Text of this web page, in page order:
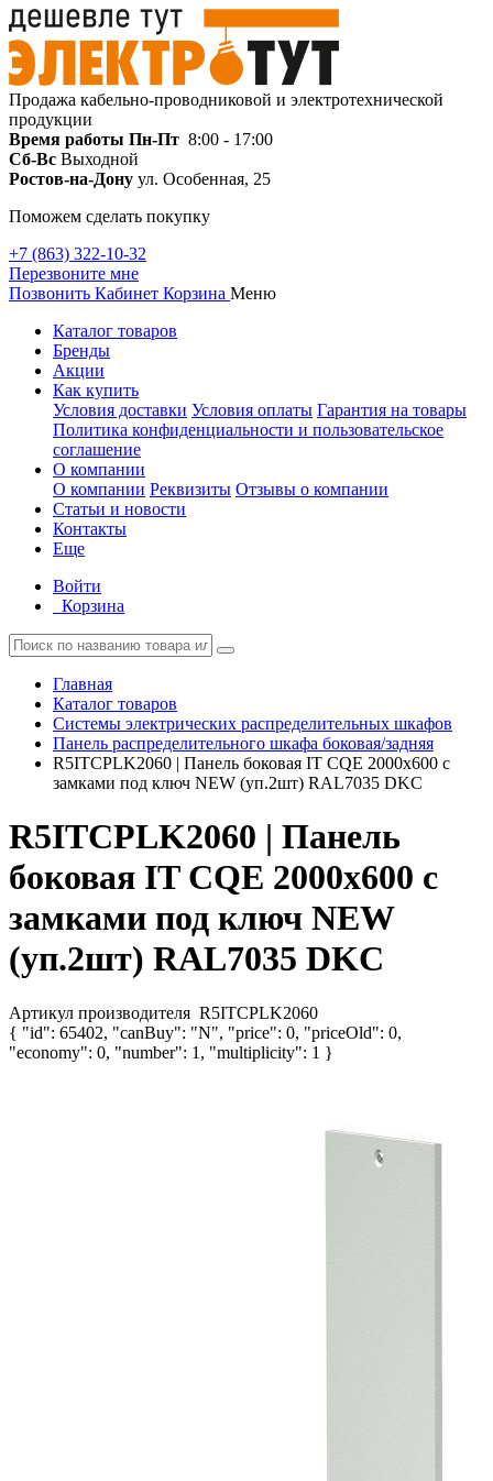
Продажа кабельно-проводниковой и электротехнической
продукции
Время работы Пн-Пт 8:00 - 17:00
Сб-Вс Выходной
Ростов-на-Дону ул. Особенная, 25
Поможем сделать покупку
+7 (863) 322-10-32
Перезвоните мне
Позвонить Кабинет Корзина Меню
Каталог товаров
Бренды
Акции
Как купить
Условия доставки Условия оплаты Гарантия на товары
Политика конфиденциальности и пользовательское
соглашение
О компании
О компании Реквизиты Отзывы о компании
Статьи и новости
Контакты
Еще
Войти
Корзина
Главная
Каталог товаров
Системы электрических распределительных шкафов
Панель распределительного шкафа боковая/задняя
R5ITCPLK2060 | Панель боковая IT CQE 2000х600 с
замками под ключ NEW (уп.2шт) RAL7035 DKC
R5ITCPLK2060 | Панель
боковая IT CQE 2000х600 с
замками под ключ NEW
(уп.2шт) RAL7035 DKC
Артикул производителя R5ITCPLK2060
{ "id": 65402, "canBuy": "N", "price": 0, "priceOld": 0,
"economy": 0, "number": 1, "multiplicity": 1 }